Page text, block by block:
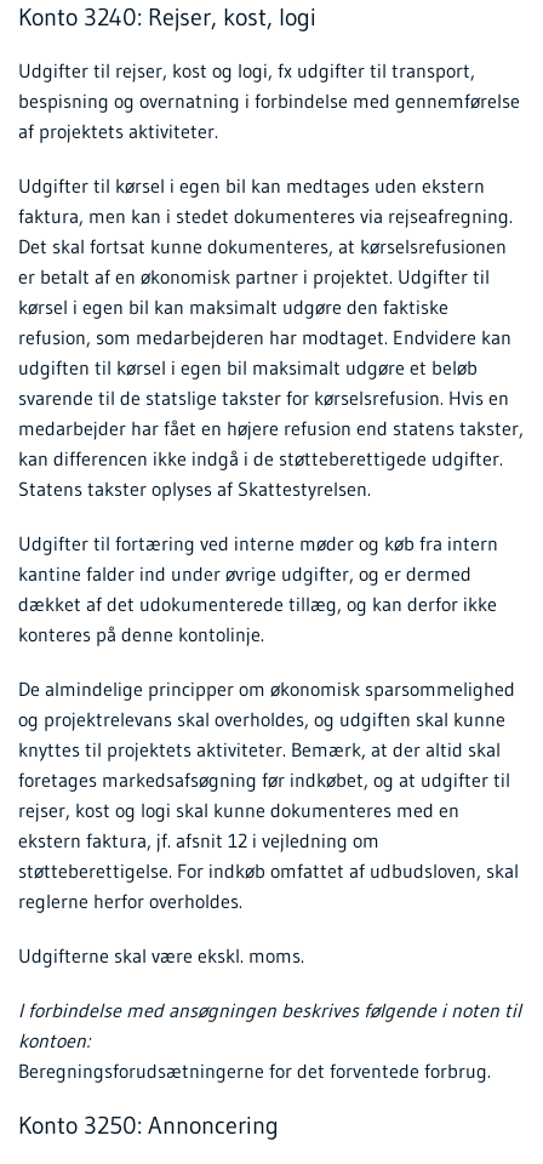
Konto 3240: Rejser, kost, logi
Udgifter til rejser, kost og logi, fx udgifter til transport,
bespisning og overnatning i forbindelse med gennemførelse
af projektets aktiviteter.
Udgifter til kørsel i egen bil kan medtages uden ekstern
faktura, men kan i stedet dokumenteres via rejseafregning.
Det skal fortsat kunne dokumenteres, at kørselsrefusionen
er betalt af en økonomisk partner i projektet. Udgifter til
kørsel i egen bil kan maksimalt udgøre den faktiske
refusion, som medarbejderen har modtaget. Endvidere kan
udgiften til kørsel i egen bil maksimalt udgøre et beløb
svarende til de statslige takster for kørselsrefusion. Hvis en
medarbejder har fået en højere refusion end statens takster,
kan differencen ikke indgå i de støtteberettigede udgifter.
Statens takster oplyses af Skattestyrelsen.
Udgifter til fortæring ved interne møder og køb fra intern
kantine falder ind under øvrige udgifter, og er dermed
dækket af det udokumenterede tillæg, og kan derfor ikke
konteres på denne kontolinje.
De almindelige principper om økonomisk sparsommelighed
og projektrelevans skal overholdes, og udgiften skal kunne
knyttes til projektets aktiviteter. Bemærk, at der altid skal
foretages markedsafsøgning før indkøbet, og at udgifter til
rejser, kost og logi skal kunne dokumenteres med en
ekstern faktura, jf. afsnit 12 i vejledning om
støtteberettigelse. For indkøb omfattet af udbudsloven, skal
reglerne herfor overholdes.
Udgifterne skal være ekskl. moms.
I forbindelse med ansøgningen beskrives følgende i noten til
kontoen:
Beregningsforudsætningerne for det forventede forbrug.
Konto 3250: Annoncering